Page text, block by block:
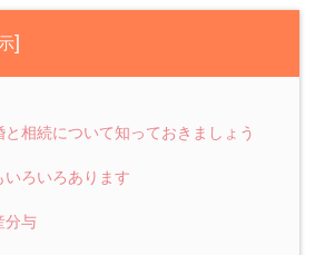
]
相続について知っておきましょう
ろいろあります
分与